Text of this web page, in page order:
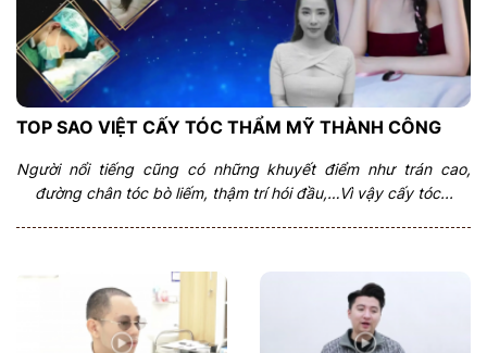
TOP SAO VIỆT CẤY TÓC THẨM MỸ THÀNH CÔNG
Người nổi tiếng cũng có những khuyết điểm như trán cao,
đường chân tóc bò liếm, thậm trí hói đầu,…Vì vậy cấy tóc...